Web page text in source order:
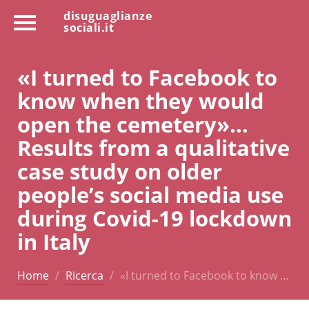
disuguaglianze
sociali.it
«I turned to Facebook to
know when they would
open the cemetery»...
Results from a qualitative
case study on older
people’s social media use
during Covid-19 lockdown
in Italy
Home Ricerca «I turned to Facebook to know …